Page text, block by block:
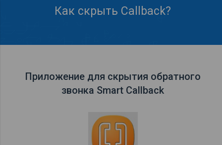
Как скрыть Callback?
Приложение для скрытия обратного
звонка Smart Callback